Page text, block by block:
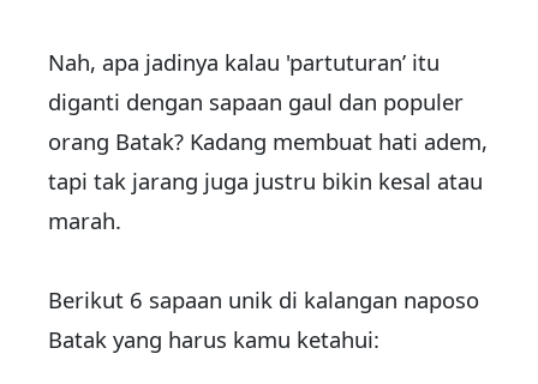
Nah, apa jadinya kalau 'partuturan’ itu
diganti dengan sapaan gaul dan populer
orang Batak? Kadang membuat hati adem,
tapi tak jarang juga justru bikin kesal atau
marah.
Berikut 6 sapaan unik di kalangan naposo
Batak yang harus kamu ketahui: